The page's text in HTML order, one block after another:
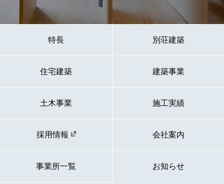
特長 別荘建築
住宅建築 建築事業
土木事業 施工実績
採用情報 会社案内
事業所一覧 お知らせ